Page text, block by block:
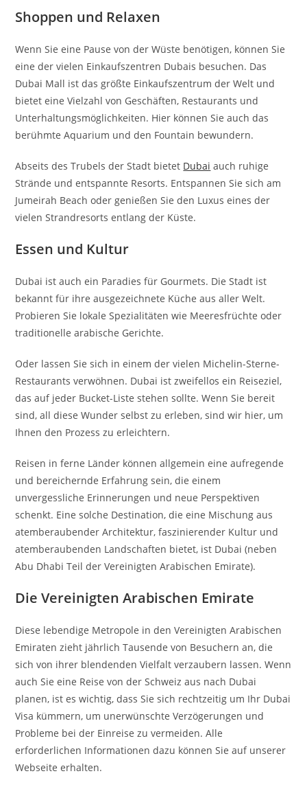
Shoppen und Relaxen
Wenn Sie eine Pause von der Wüste benötigen, können Sie
eine der vielen Einkaufszentren Dubais besuchen. Das
Dubai Mall ist das größte Einkaufszentrum der Welt und
bietet eine Vielzahl von Geschäften, Restaurants und
Unterhaltungsmöglichkeiten. Hier können Sie auch das
berühmte Aquarium und den Fountain bewundern.
Abseits des Trubels der Stadt bietet Dubai auch ruhige
Strände und entspannte Resorts. Entspannen Sie sich am
Jumeirah Beach oder genießen Sie den Luxus eines der
vielen Strandresorts entlang der Küste.
Essen und Kultur
Dubai ist auch ein Paradies für Gourmets. Die Stadt ist
bekannt für ihre ausgezeichnete Küche aus aller Welt.
Probieren Sie lokale Spezialitäten wie Meeresfrüchte oder
traditionelle arabische Gerichte.
Oder lassen Sie sich in einem der vielen Michelin-Sterne-
Restaurants verwöhnen. Dubai ist zweifellos ein Reiseziel,
das auf jeder Bucket-Liste stehen sollte. Wenn Sie bereit
sind, all diese Wunder selbst zu erleben, sind wir hier, um
Ihnen den Prozess zu erleichtern.
Reisen in ferne Länder können allgemein eine aufregende
und bereichernde Erfahrung sein, die einem
unvergessliche Erinnerungen und neue Perspektiven
schenkt. Eine solche Destination, die eine Mischung aus
atemberaubender Architektur, faszinierender Kultur und
atemberaubenden Landschaften bietet, ist Dubai (neben
Abu Dhabi Teil der Vereinigten Arabischen Emirate).
Die Vereinigten Arabischen Emirate
Diese lebendige Metropole in den Vereinigten Arabischen
Emiraten zieht jährlich Tausende von Besuchern an, die
sich von ihrer blendenden Vielfalt verzaubern lassen. Wenn
auch Sie eine Reise von der Schweiz aus nach Dubai
planen, ist es wichtig, dass Sie sich rechtzeitig um Ihr Dubai
Visa kümmern, um unerwünschte Verzögerungen und
Probleme bei der Einreise zu vermeiden. Alle
erforderlichen Informationen dazu können Sie auf unserer
Webseite erhalten.